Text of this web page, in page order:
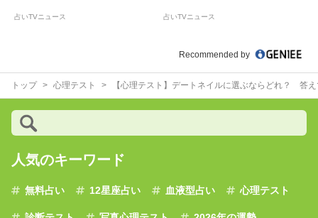
占いTVニュース 占いTVニュース
Recommended by
トップ 心理テスト 【心理テスト】デートネイルに選ぶならどれ？ 答
人気のキーワード
無料占い 12星座占い 血液型占い 心理テスト